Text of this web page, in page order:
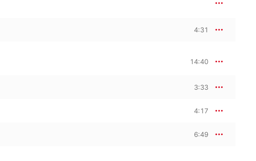
4:31
14:40
3:33
4:17
6:49